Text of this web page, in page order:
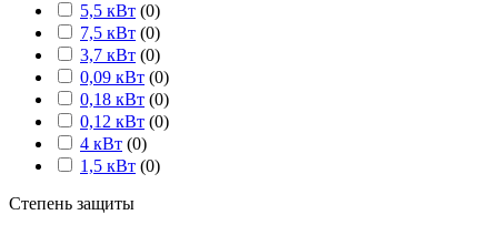
5,5 кВт (0)
7,5 кВт (0)
3,7 кВт (0)
0,09 кВт (0)
0,18 кВт (0)
0,12 кВт (0)
4 кВт (0)
1,5 кВт (0)
Степень защиты